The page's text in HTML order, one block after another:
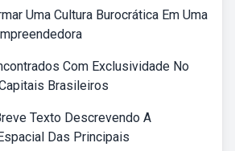
Uma Cultura Burocrática Em Uma
Com Exclusividade No
Brasileiros
Texto Descrevendo A
Das Principais